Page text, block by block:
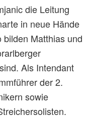
die Leitung
in neue Hände
Matthias und
Als Intendant
der 2.
sowie